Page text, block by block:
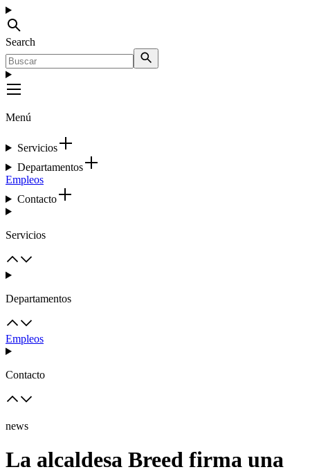
Search
Menú
Servicios
Departamentos
Empleos
Contacto
Servicios
Departamentos
Empleos
Contacto
news
La alcaldesa Breed firma una